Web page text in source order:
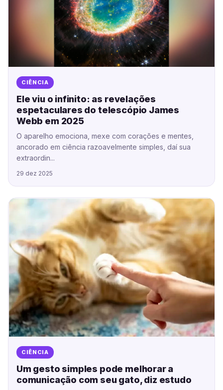
CIÊNCIA
Ele viu o infinito: as revelações
espetaculares do telescópio James
Webb em 2025
O aparelho emociona, mexe com corações e mentes,
ancorado em ciência razoavelmente simples, daí sua
extraordin...
29 dez 2025
CIÊNCIA
Um gesto simples pode melhorar a
comunicação com seu gato, diz estudo